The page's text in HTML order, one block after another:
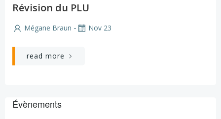
Révision du PLU
Mégane Braun - Nov 23
read more
Évènements